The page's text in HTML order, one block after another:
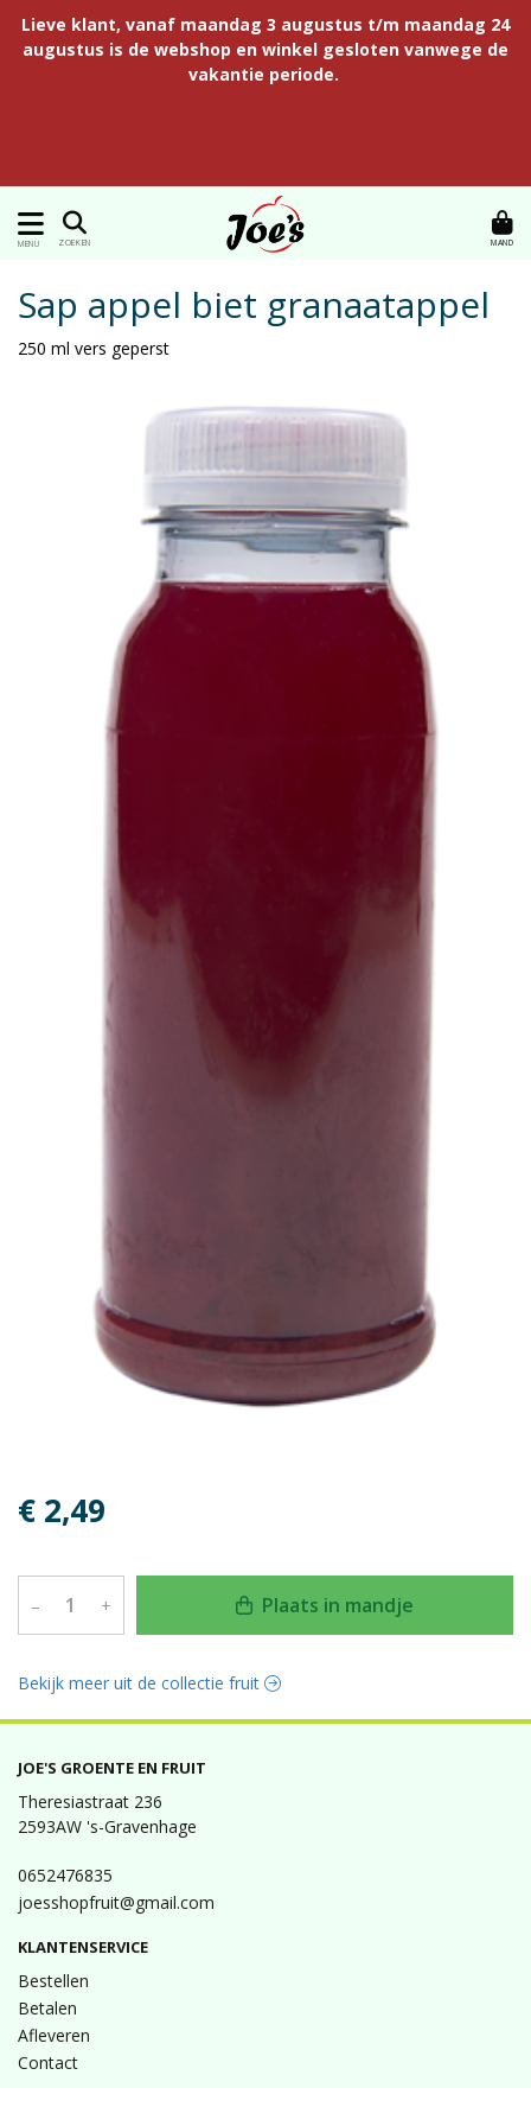
Lieve klant, vanaf maandag 3 augustus t/m maandag 24
augustus is de webshop en winkel gesloten vanwege de
vakantie periode.
MENU ZOEKEN MAND
Sap appel biet granaatappel
250 ml vers geperst
€ 2,49
– + Plaats in mandje
Bekijk meer uit de collectie fruit
JOE'S GROENTE EN FRUIT
Theresiastraat 236
2593AW 's-Gravenhage
0652476835
joesshopfruit@gmail.com
KLANTENSERVICE
Bestellen
Betalen
Afleveren
Contact